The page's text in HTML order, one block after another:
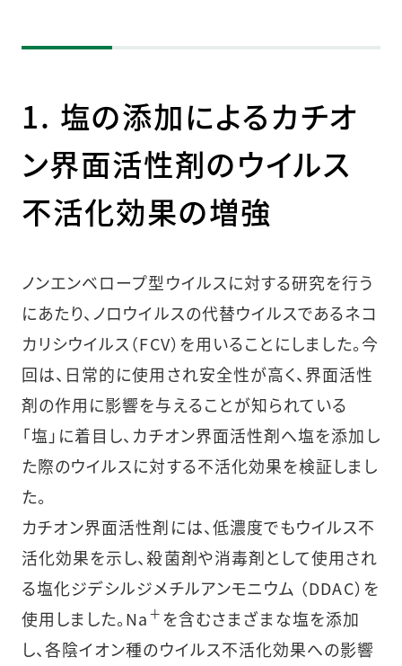
1. 塩の添加によるカチオ
ン界面活性剤のウイルス
不活化効果の増強
ノンエンベロープ型ウイルスに対する研究を行う
にあたり、ノロウイルスの代替ウイルスであるネコ
カリシウイルス（FCV）を用いることにしました。今
回は、日常的に使用され安全性が高く、界面活性
剤の作用に影響を与えることが知られている
「塩」に着目し、カチオン界面活性剤へ塩を添加し
た際のウイルスに対する不活化効果を検証しまし
た。
カチオン界面活性剤には、低濃度でもウイルス不
活化効果を示し、殺菌剤や消毒剤として使用され
る塩化ジデシルジメチルアンモニウム （DDAC）を
使用しました。Na ＋ を含むさまざまな塩を添加
し、各陰イオン種のウイルス不活化効果への影響